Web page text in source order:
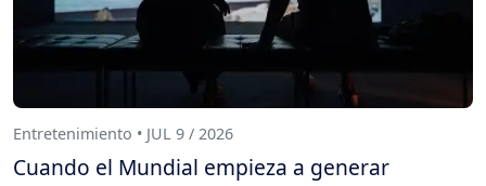
Entretenimiento • JUL 9 / 2026
Cuando el Mundial empieza a generar